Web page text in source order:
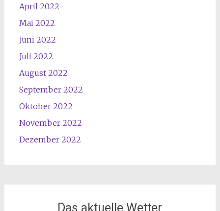
April 2022
Mai 2022
Juni 2022
Juli 2022
August 2022
September 2022
Oktober 2022
November 2022
Dezember 2022
Das aktuelle Wetter